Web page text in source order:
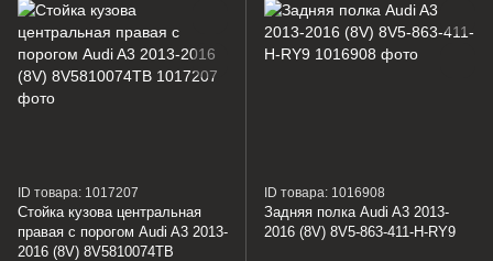
ID товара: 1017207
Стойка кузова центральная
правая с порогом Audi A3 2013-
2016 (8V) 8V5810074TB
ID товара: 1016908
Задняя полка Audi A3 2013-
2016 (8V) 8V5-863-411-H-RY9